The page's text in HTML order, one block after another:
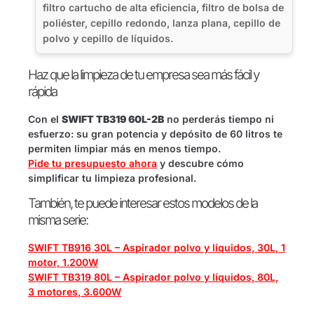
filtro cartucho de alta eficiencia, filtro de bolsa de
poliéster, cepillo redondo, lanza plana, cepillo de
polvo y cepillo de líquidos.
Haz que la limpieza de tu empresa sea más fácil y
rápida
Con el SWIFT TB319 60L-2B no perderás tiempo ni
esfuerzo: su gran potencia y depósito de 60 litros te
permiten limpiar más en menos tiempo.
Pide tu presupuesto ahora y descubre cómo
simplificar tu limpieza profesional.
También, te puede interesar estos modelos de la
misma serie:
SWIFT TB916 30L – Aspirador polvo y líquidos, 30L, 1
motor, 1.200W
SWIFT TB319 80L – Aspirador polvo y líquidos, 80L,
3 motores, 3.600W